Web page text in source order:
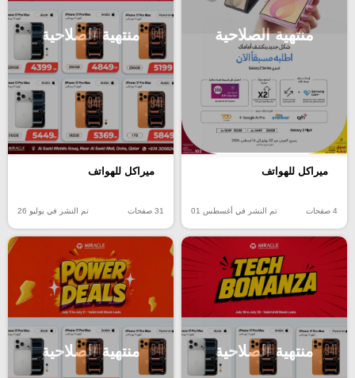
منتهية الصلاحية
ميراكل للهواتف
4 صفحات تم النشر في أغسطس 01
منتهية الصلاحية
ميراكل للهواتف
31 صفحات تم النشر في يوليو 26
منتهية الصلاحية منتهية الصلاحية